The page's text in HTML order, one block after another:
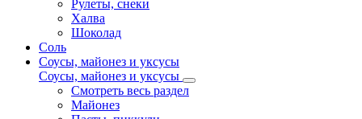
Рулеты, снеки
Халва
Шоколад
Соль
Соусы, майонез и уксусы
Соусы, майонез и уксусы
Смотреть весь раздел
Майонез